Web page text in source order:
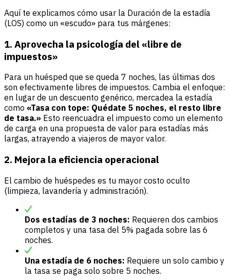
Aquí te explicamos cómo usar la Duración de la estadía
(LOS) como un «escudo» para tus márgenes:
1. Aprovecha la psicología del «libre de
impuestos»
Para un huésped que se queda 7 noches, las últimas dos
son efectivamente libres de impuestos. Cambia el enfoque:
en lugar de un descuento genérico, mercadea la estadía
como «Tasa con tope: Quédate 5 noches, el resto libre
de tasa.» Esto reencuadra el impuesto como un elemento
de carga en una propuesta de valor para estadías más
largas, atrayendo a viajeros de mayor valor.
2. Mejora la eficiencia operacional
El cambio de huéspedes es tu mayor costo oculto
(limpieza, lavandería y administración).
Dos estadías de 3 noches: Requieren dos cambios
completos y una tasa del 5% pagada sobre las 6
noches.
Una estadía de 6 noches: Requiere un solo cambio y
la tasa se paga solo sobre 5 noches.